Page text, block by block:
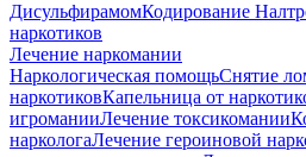
ДисульфирамомКодирование
наркотиков
Лечение наркомании
Наркологическая помощьСнятие
наркотиковКапельница от
игроманииЛечение токсикомании
наркологаЛечение героиновой